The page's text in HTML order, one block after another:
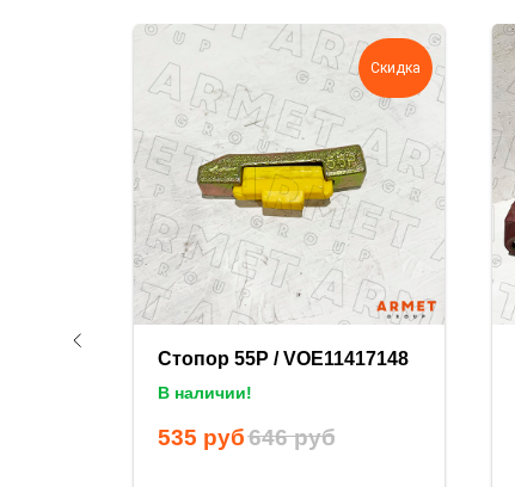
Скидка
Стопор 55P / VOE11417148
В наличии!
535 руб646 руб